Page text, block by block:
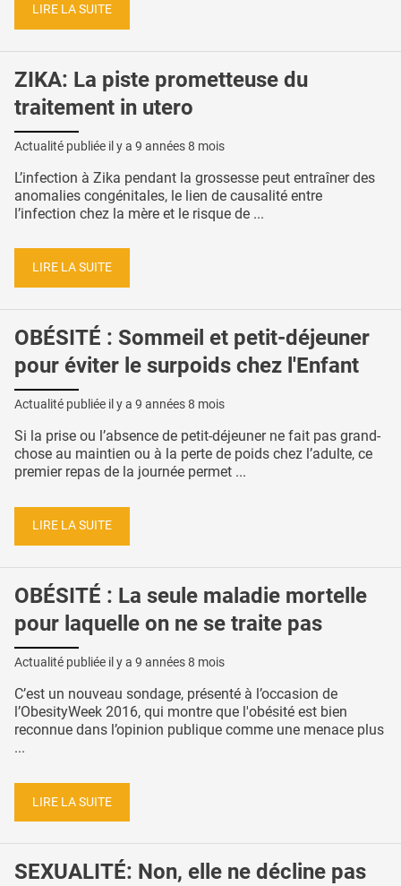
LIRE LA SUITE
ZIKA: La piste prometteuse du
traitement in utero
Actualité publiée il y a 9 années 8 mois
L’infection à Zika pendant la grossesse peut entraîner des
anomalies congénitales, le lien de causalité entre
l’infection chez la mère et le risque de ...
LIRE LA SUITE
OBÉSITÉ : Sommeil et petit-déjeuner
pour éviter le surpoids chez l'Enfant
Actualité publiée il y a 9 années 8 mois
Si la prise ou l’absence de petit-déjeuner ne fait pas grand-
chose au maintien ou à la perte de poids chez l’adulte, ce
premier repas de la journée permet ...
LIRE LA SUITE
OBÉSITÉ : La seule maladie mortelle
pour laquelle on ne se traite pas
Actualité publiée il y a 9 années 8 mois
C’est un nouveau sondage, présenté à l’occasion de
l’ObesityWeek 2016, qui montre que l'obésité est bien
reconnue dans l’opinion publique comme une menace plus
...
LIRE LA SUITE
SEXUALITÉ: Non, elle ne décline pas